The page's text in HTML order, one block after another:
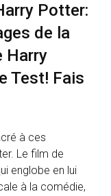
Potter:
de la
Harry
Test! Fais
à ces
Le film de
englobe en lui
à la comédie,